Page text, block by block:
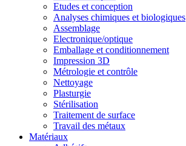
Etudes et conception
Analyses chimiques et biologiques
Assemblage
Electronique/optique
Emballage et conditionnement
Impression 3D
Métrologie et contrôle
Nettoyage
Plasturgie
Stérilisation
Traitement de surface
Travail des métaux
Matériaux